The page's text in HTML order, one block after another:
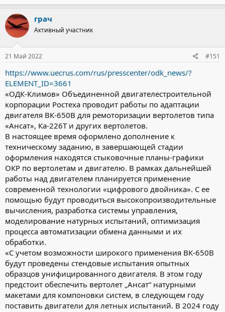
грач
Активный участник
21 Май 2022 #151
https://www.uecrus.com/rus/presscenter/odk_news/?
ELEMENT_ID=3661
«ОДК-Климов» Объединенной двигателестроительной
корпорации Ростеха проводит работы по адаптации
двигателя ВК-650В для ремоторизации вертолетов типа
«Ансат», Ка-226Т и других вертолетов.
В настоящее время оформлено дополнение к
техническому заданию, в завершающей стадии
оформления находятся стыковочные планы-графики
ОКР по вертолетам и двигателю. В рамках дальнейшей
работы над двигателем планируется применение
современной технологии «цифрового двойника». С ее
помощью будут проводиться высокопроизводительные
вычисления, разработка системы управления,
моделирование натурных испытаний, оптимизация
процесса автоматизации обмена данными и их
обработки.
«С учетом возможности широкого применения ВК-650В
будут проведены стендовые испытания опытных
образцов унифицированного двигателя. В этом году
предстоит обеспечить вертолет „Ансат“ натурными
макетами для компоновки систем, в следующем году
поставить двигатели для летных испытаний. В 2024 году